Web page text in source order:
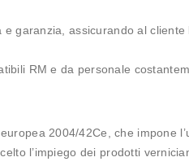
garanzia, assicurando al
RM e da personale
2004/42Ce, che impone
l’impiego dei prodotti